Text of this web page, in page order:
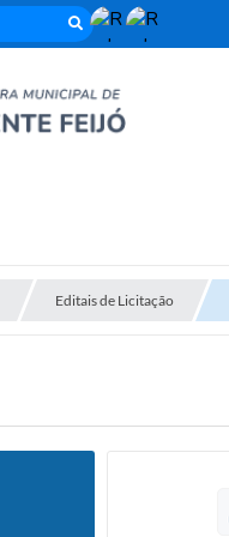
Editais de Licitação